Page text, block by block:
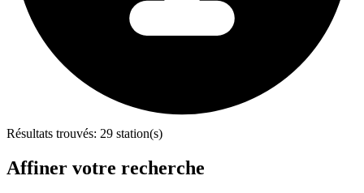
Résultats trouvés: 29 station(s)
Affiner votre recherche